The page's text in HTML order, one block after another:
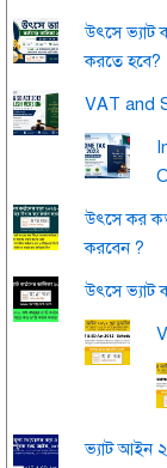
উৎসে ভ্যাট
করতে হবে?
VAT and
উৎসে কর
করবেন ?
উৎসে ভ্যাট
ভ্যাট আইন